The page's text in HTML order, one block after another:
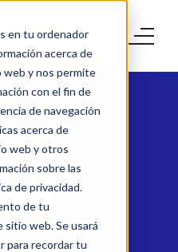
en tu ordenador
acerca de
y nos permite
con el fin de
de navegación
acerca de
web y otros
sobre las
de privacidad.
de tu
web. Se usará
para recordar tu
conocimiento,
experiencia